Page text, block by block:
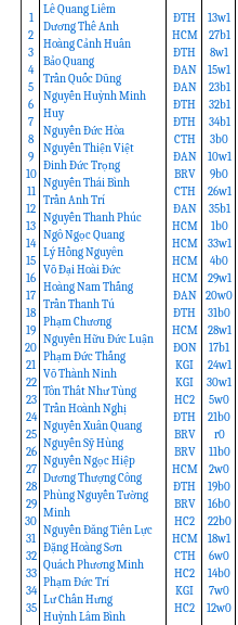
1
2
3
4
5
6
7
8
9
10
11
12
13
14
15
16
17
18
19
20
21
22
23
24
25
26
27
28
29
30
31
32
33
34
35
Lê Quang Liêm
Dương Thế Anh
Hoàng Cảnh Huấn
Bảo Quang
Trần Quốc Dũng
Nguyễn Huỳnh Minh
Huy
Nguyễn Đức Hòa
Nguyễn Thiện Việt
Đinh Đức Trọng
Nguyễn Thái Bình
Trần Anh Trí
Nguyễn Thanh Phúc
Ngô Ngọc Quang
Lý Hồng Nguyên
Võ Đại Hoài Đức
Hoàng Nam Thắng
Trần Thanh Tú
Phạm Chương
Nguyễn Hữu Đức Luận
Phạm Đức Thắng
Võ Thành Ninh
Tôn Thất Như Tùng
Trần Hoành Nghị
Nguyễn Xuân Quang
Nguyễn Sỹ Hùng
Nguyễn Ngọc Hiệp
Dương Thượng Công
Phùng Nguyễn Tường
Minh
Nguyễn Đăng Tiến Lực
Đặng Hoàng Sơn
Quách Phương Minh
Phạm Đức Trí
Lư Chấn Hưng
Huỳnh Lâm Bình
ĐTH
HCM
ĐTH
ĐAN
ĐAN
ĐTH
ĐTH
CTH
ĐAN
BRV
CTH
ĐAN
HCM
HCM
HCM
HCM
ĐAN
ĐTH
HCM
ĐON
KGI
KGI
HC2
ĐTH
BRV
BRV
HCM
ĐTH
BRV
HC2
HCM
CTH
HC2
KGI
HC2
13w1
27b1
8w1
15w1
23b1
32b1
34b1
3b0
10w1
9b0
26w1
35b1
1b0
33w1
4b0
29w1
20w0
31b0
28w1
17b1
24w1
30w1
5w0
21b0
r0
11b0
2w0
19b0
16b0
22b0
18w1
6w0
14b0
7w0
12w0